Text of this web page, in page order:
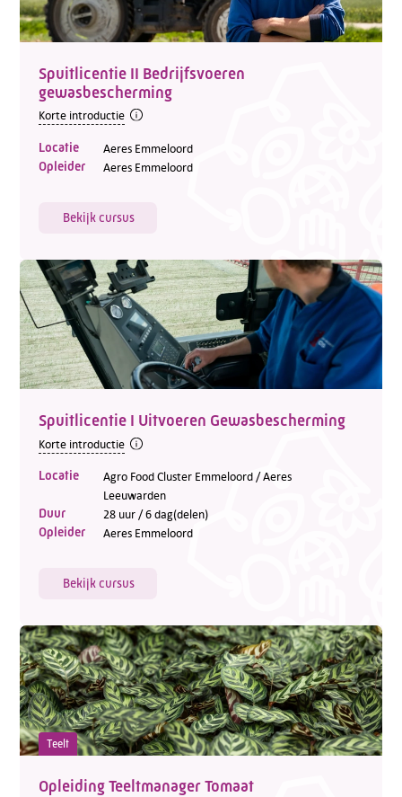
Spuitlicentie II Bedrijfsvoeren
gewasbescherming
Korte introductie
Locatie Aeres Emmeloord
Opleider Aeres Emmeloord
Bekijk cursus
Spuitlicentie I Uitvoeren Gewasbescherming
Korte introductie
Locatie
Agro Food Cluster Emmeloord / Aeres
Leeuwarden
Duur 28 uur / 6 dag(delen)
Opleider Aeres Emmeloord
Bekijk cursus
Teelt
Opleiding Teeltmanager Tomaat